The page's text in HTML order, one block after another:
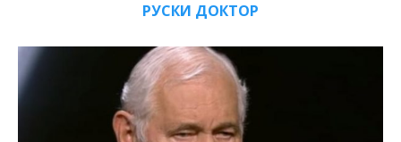
РУСКИ ДОКТОР